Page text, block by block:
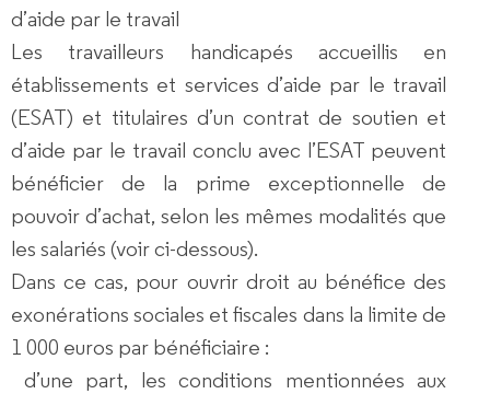
d’aide par le travail
Les travailleurs handicapés accueillis en
établissements et services d’aide par le travail
(ESAT) et titulaires d’un contrat de soutien et
d’aide par le travail conclu avec l’ESAT peuvent
bénéficier de la prime exceptionnelle de
pouvoir d’achat, selon les mêmes modalités que
les salariés (voir ci-dessous).
Dans ce cas, pour ouvrir droit au bénéfice des
exonérations sociales et fiscales dans la limite de
1 000 euros par bénéficiaire :
d’une part, les conditions mentionnées aux